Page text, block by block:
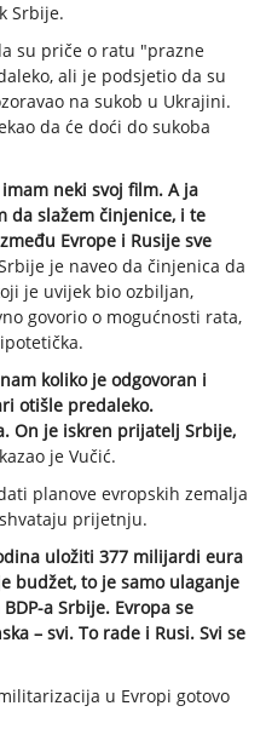
Srbije.
su priče o ratu "prazne
ali je podsjetio da su
na sukob u Ukrajini.
da će doći do sukoba
neki svoj film. A ja
da slažem činjenice, i te
Evrope i Rusije sve
je naveo da činjenica da
je uvijek bio ozbiljan,
govorio o mogućnosti rata,
koliko je odgovoran i
otišle predaleko.
On je iskren prijatelj Srbije,
je Vučić.
planove evropskih zemalja
prijetnju.
uložiti 377 milijardi eura
budžet, to je samo ulaganje
a Srbije. Evropa se
– svi. To rade i Rusi. Svi se
u Evropi gotovo